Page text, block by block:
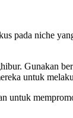
pada niche
Gunakan
untuk
untuk